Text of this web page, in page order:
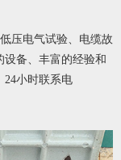
压电气试验、电缆故
设备、丰富的经验和
24小时联系电